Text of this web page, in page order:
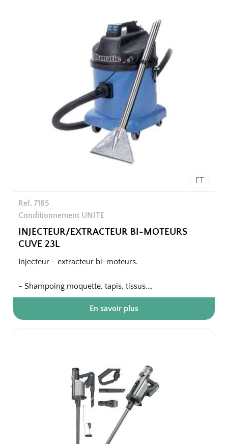
FT
Ref. 7185
Conditionnement UNITE
INJECTEUR/EXTRACTEUR BI-MOTEURS
CUVE 23L
Injecteur - extracteur bi-moteurs.
- Shampoing moquette, tapis, tissus.
- 23L bi-moteurs, compact et puissant.
- L'injecteur/extracteur pulvérise un mélange
eau/produit nettoyant spécial non moussant et aspire
nettoyage des fibres en profondeur.
Emballage unitaire
En savoir plus